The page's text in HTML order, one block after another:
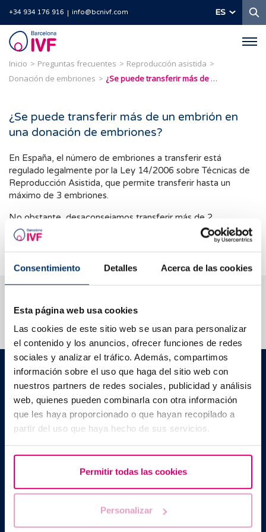
Consentimiento Detalles Acerca de las cookies
Esta página web usa cookies
Las cookies de este sitio web se usan para personalizar
el contenido y los anuncios, ofrecer funciones de redes
sociales y analizar el tráfico. Además, compartimos
información sobre el uso que haga del sitio web con
nuestros partners de redes sociales, publicidad y análisis
web, quienes pueden combinarla con otra información
que les haya proporcionado o que hayan recopilado a
partir del uso que haya hecho de sus servicios.
Permitir todas las cookies
Personalizar
+34 934 176 916 info@bcnivf.com ES
Barcelona
IVF
Inicio Preguntas frecuentes
Reproducción asistida
Donación de embriones
¿Se puede transferir más de un embrión en una donación de embriones?
¿Se puede transferir más de un embrión en
una donación de embriones?
En España, el número de embriones a transferir está
regulado legalmente por la Ley 14/2006 sobre Técnicas de
Reproducción Asistida, que permite transferir hasta un
máximo de 3 embriones.
No obstante, desaconsejamos transferir más de 2
embriones debido al alto riesgo que supondría una gestación
múltiple de 3.
Barcelona IVF
Escoles Pies, 103. 08017 Barcelona, España
+34 934 176 916
| info@bcnivf.com
Barcelona IVF es un Centro Sanitario homologado por la